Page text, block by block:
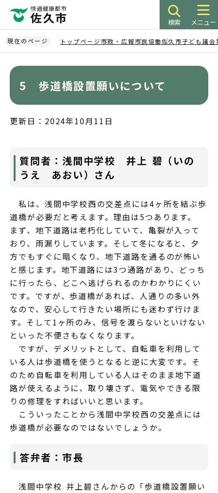
ペ
ー
ジ
検索 メニュー
現在のページ トップページ 市政・広報市民協働佐久市子ども議会
5 歩道橋設置願いについて
更新日：2024年10月11日
質問者：浅間中学校 井上 碧（いの
うえ あおい）さん
私は、浅間中学校西の交差点には4ヶ所を結ぶ歩
道橋が必要だと考えます。理由は5つあります。
まず、地下道路は老朽化していて、亀裂が入って
おり、雨漏りしています。そして冬になると、夕
方でもすぐに暗くなり、地下道路を通るのが怖い
と感じます。地下道路には3つ通路があり、どっち
に行ったら、どこへ逃げられるのかわかりにくい
です。ですが、歩道橋があれば、人通りの多い外
なので、安心して行きたい場所にも迷わず行けま
す。そして1ヶ所のみ、信号を渡らないといけない
といった不便さもなくなります。
ですが、デメリットとして、自転車を利用して
いる人は歩道橋を使うとなると逆に大変です。そ
のため自転車を利用している人はそのまま地下道
路が使えるように、取り壊さず、電気やできる限
りの修理をすればいいと思います。
こういったことから浅間中学校西の交差点には
歩道橋が必要なのではないでしょうか。
答弁者：市長
浅間中学校 井上碧さんからの「歩道橋設置願い